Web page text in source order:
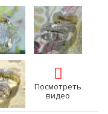
Посмотреть
видео